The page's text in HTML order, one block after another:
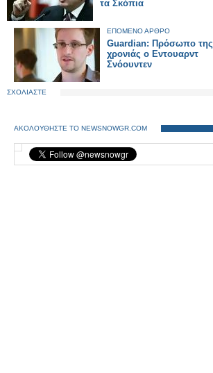
τα Σκόπια
ΕΠΟΜΕΝΟ ΑΡΘΡΟ
Guardian: Πρόσωπο της
χρονιάς ο Εντουαρντ
Σνόουντεν
ΣΧΟΛΙΑΣΤΕ
ΑΚΟΛΟΥΘΗΣΤΕ ΤΟ NEWSNOWGR.COM